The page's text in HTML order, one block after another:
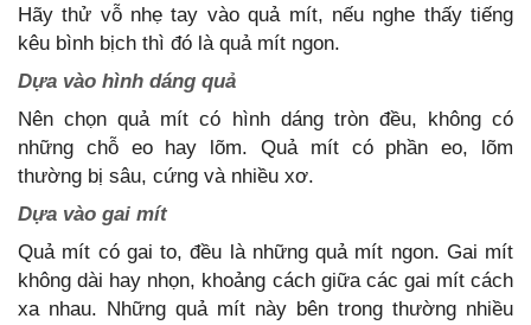
Hãy thử vỗ nhẹ tay vào quả mít, nếu nghe thấy tiếng
kêu bình bịch thì đó là quả mít ngon.
Dựa vào hình dáng quả
Nên chọn quả mít có hình dáng tròn đều, không có
những chỗ eo hay lõm. Quả mít có phần eo, lõm
thường bị sâu, cứng và nhiều xơ.
Dựa vào gai mít
Quả mít có gai to, đều là những quả mít ngon. Gai mít
không dài hay nhọn, khoảng cách giữa các gai mít cách
xa nhau. Những quả mít này bên trong thường nhiều